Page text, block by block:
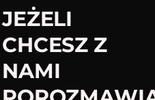
JEŻELI
CHCESZ Z
NAMI